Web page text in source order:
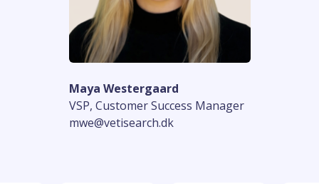
Maya Westergaard
VSP, Customer Success Manager
mwe@vetisearch.dk